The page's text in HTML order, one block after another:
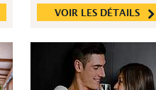
VOIR LES DÉTAILS